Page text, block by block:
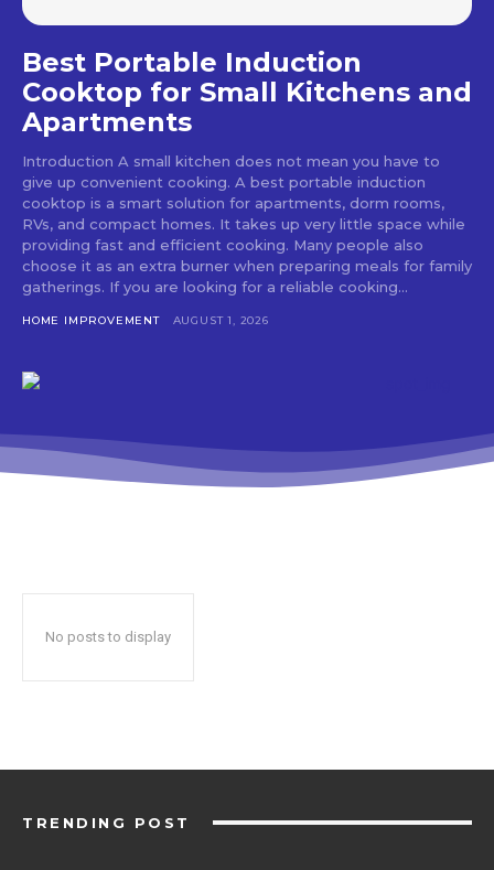
Best Portable Induction
Cooktop for Small Kitchens and
Apartments
Introduction A small kitchen does not mean you have to
give up convenient cooking. A best portable induction
cooktop is a smart solution for apartments, dorm rooms,
RVs, and compact homes. It takes up very little space while
providing fast and efficient cooking. Many people also
choose it as an extra burner when preparing meals for family
gatherings. If you are looking for a reliable cooking...
HOME IMPROVEMENT AUGUST 1, 2026
No posts to display
TRENDING POST